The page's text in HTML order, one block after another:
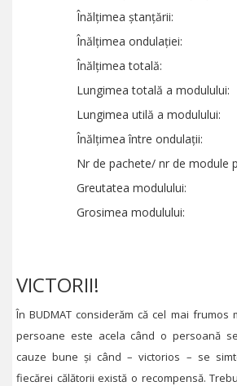
Înălțimea ștanțării:
Înălțimea ondulației:
Înălțimea totală:
Lungimea totală a modulului:
Lungimea utilă a modulului:
Înălțimea între ondulații:
Nr de pachete/ nr de module
Greutatea modulului:
Grosimea modulului:
VICTORII!
În BUDMAT considerăm că cel mai
persoane este acela când o persoană
cauze bune și când – victorios – se
fiecărei călătorii există o recompensă.